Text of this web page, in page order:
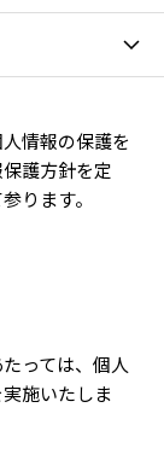
情報の保護を
護方針を定
ります。
っては、個人
施いたしま